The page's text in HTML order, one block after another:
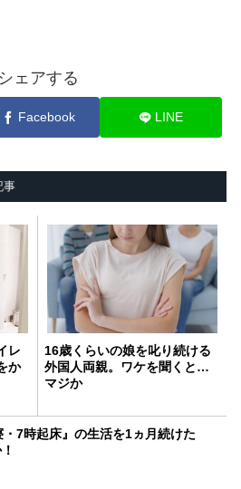
シェアする
Facebook LINE
事
レ
か
16歳くらいの娘を叱り続ける
外国人両親。ワケを聞くと…
マジか
・7時起床』の生活を1ヵ月続けた